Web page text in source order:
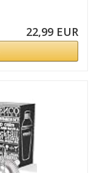
22,99 EUR